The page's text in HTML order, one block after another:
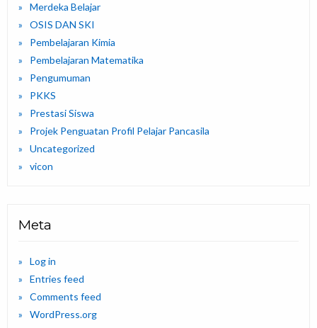
Merdeka Belajar
OSIS DAN SKI
Pembelajaran Kimia
Pembelajaran Matematika
Pengumuman
PKKS
Prestasi Siswa
Projek Penguatan Profil Pelajar Pancasila
Uncategorized
vicon
Meta
Log in
Entries feed
Comments feed
WordPress.org